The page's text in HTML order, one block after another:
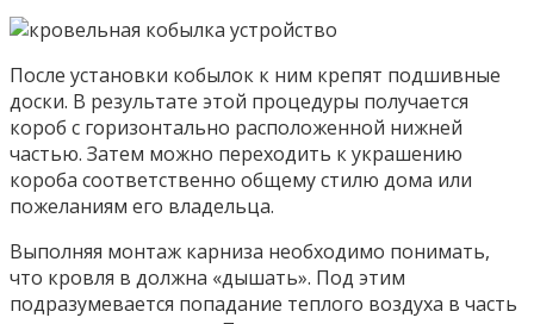
После установки кобылок к ним крепят подшивные
доски. В результате этой процедуры получается
короб с горизонтально расположенной нижней
частью. Затем можно переходить к украшению
короба соответственно общему стилю дома или
пожеланиям его владельца.
Выполняя монтаж карниза необходимо понимать,
что кровля в должна «дышать». Под этим
подразумевается попадание теплого воздуха в часть